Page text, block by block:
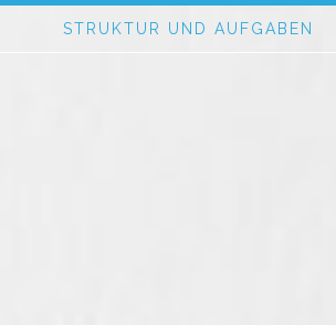
STRUKTUR UND AUFGABEN